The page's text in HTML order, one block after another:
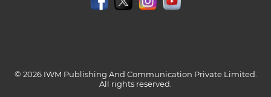
© 2026 IWM Publishing And Communication Private Limited.
All rights reserved.